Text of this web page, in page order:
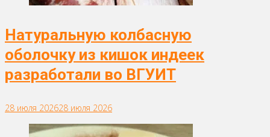
Натуральную колбасную
оболочку из кишок индеек
разработали во ВГУИТ
28 июля 202628 июля 2026